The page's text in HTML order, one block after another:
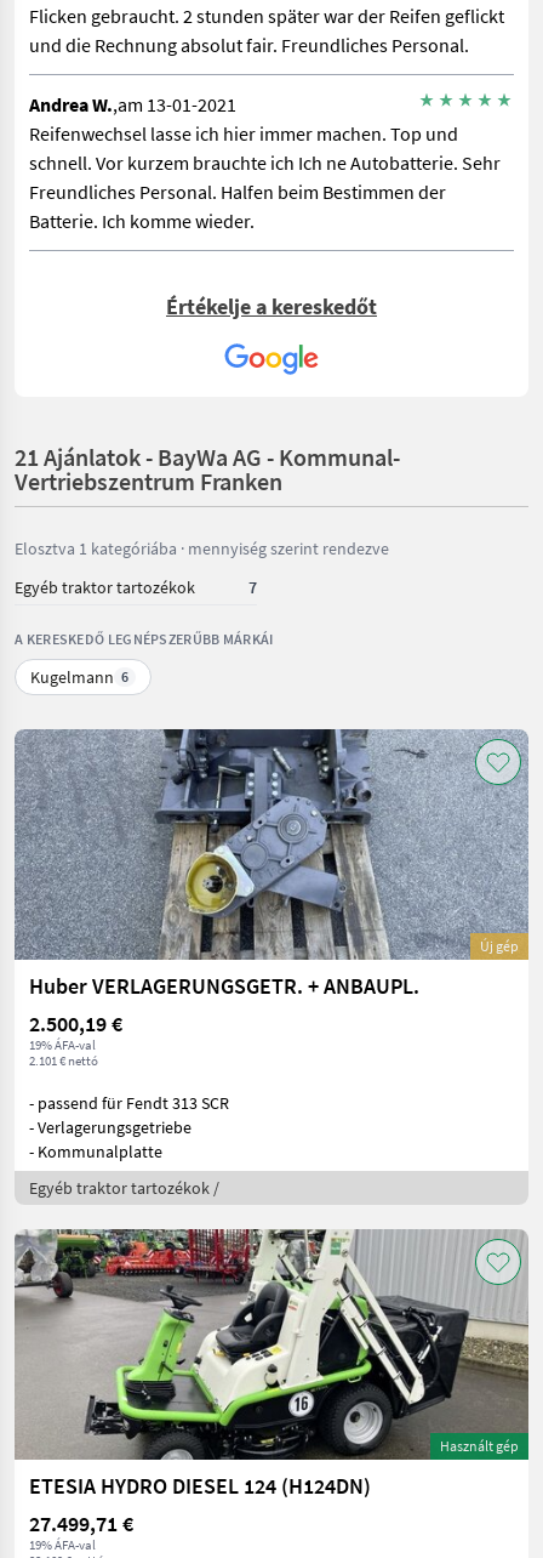
Flicken gebraucht. 2 stunden später war der Reifen geflickt
und die Rechnung absolut fair. Freundliches Personal.
Andrea W.,am 13-01-2021
Reifenwechsel lasse ich hier immer machen. Top und
schnell. Vor kurzem brauchte ich Ich ne Autobatterie. Sehr
Freundliches Personal. Halfen beim Bestimmen der
Batterie. Ich komme wieder.
Értékelje a kereskedőt
21 Ajánlatok - BayWa AG - Kommunal-
Vertriebszentrum Franken
Elosztva 1 kategóriába · mennyiség szerint rendezve
Egyéb traktor tartozékok
7
A KERESKEDŐ LEGNÉPSZERŰBB MÁRKÁI
Kugelmann 6
Új gép
Huber VERLAGERUNGSGETR. + ANBAUPL.
2.500,19 €
19% ÁFA-val
2.101 € nettó
- passend für Fendt 313 SCR
- Verlagerungsgetriebe
- Kommunalplatte
Egyéb traktor tartozékok /
Használt gép
ETESIA HYDRO DIESEL 124 (H124DN)
27.499,71 €
19% ÁFA-val